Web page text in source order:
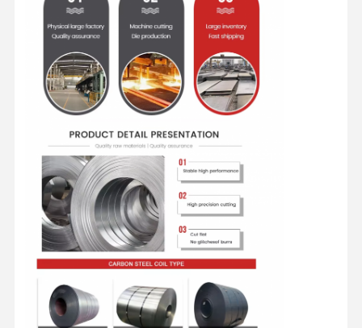
Kwaliteitscont
Role
Contacteer
Ons
Nieuws
Gelaste staalpijpen
Naadloze Staalpijpen
Buizen van roestvrij staal
Precisie stalen buizen
geallieerde spoelen
Warmgewalste rollen
Koudgewalste rollen
met een gewicht van niet meer dan 50 kg